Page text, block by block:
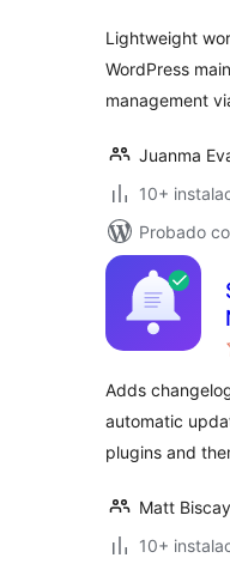
Lightweight
WordPress
management
Juanma
10+
Probado
Adds
automatic
plugins and
Matt Biscay
10+